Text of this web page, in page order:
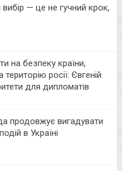
вибір — це не гучний крок,
на безпеку країни,
росії: Євгеній
для дипломатів
продовжує вигадувати
в Україні